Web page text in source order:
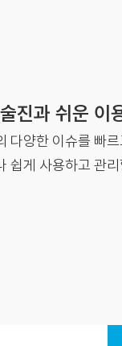
진과 쉬운 이
다양한 이슈를 빠
쉽게 사용하고 관